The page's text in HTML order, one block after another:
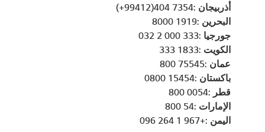
أذربيجان :7354 404(99412+)
البحرين :1919 8000
جورجيا :333 000 2 032
الكويت :1833 333
عمان :75545 800
باكستان :15454 0800
قطر :0054 800
الإمارات :54 800
اليمن :+967 1 264 096